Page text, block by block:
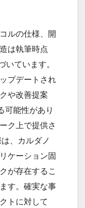
ルの仕様、開
は執筆時点
いています。
プデートされ
や改善提案
可能性があり
ク上で提供さ
、カルダノ
ケーション固
が存在するこ
す。確実な事
トに対して